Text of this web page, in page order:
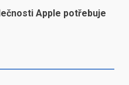
Apple potřebuje